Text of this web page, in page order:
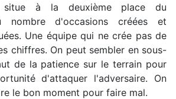
à la deuxième place du
nombre d'occasions créées et
Une équipe qui ne crée pas de
chiffres. On peut sembler en sous-
de la patience sur le terrain pour
d'attaquer l'adversaire. On
le bon moment pour faire mal.